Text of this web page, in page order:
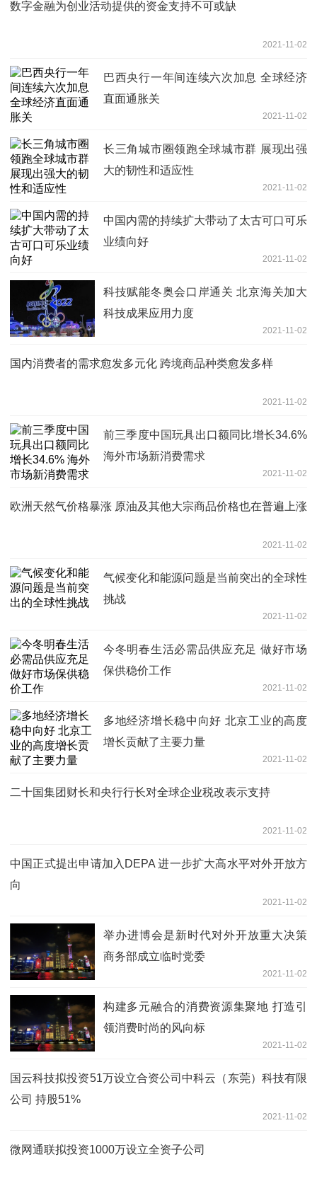
数字金融为创业活动提供的资金支持不可或缺
2021-11-02
巴西央行一年间连续六次加息 全球经济
直面通胀关
2021-11-02
长三角城市圈领跑全球城市群 展现出强
大的韧性和适应性
2021-11-02
中国内需的持续扩大带动了太古可口可乐
业绩向好
2021-11-02
科技赋能冬奥会口岸通关 北京海关加大
科技成果应用力度
2021-11-02
国内消费者的需求愈发多元化 跨境商品种类愈发多样
2021-11-02
前三季度中国玩具出口额同比增长34.6%
海外市场新消费需求
2021-11-02
欧洲天然气价格暴涨 原油及其他大宗商品价格也在普遍上涨
2021-11-02
气候变化和能源问题是当前突出的全球性
挑战
2021-11-02
今冬明春生活必需品供应充足 做好市场
保供稳价工作
2021-11-02
多地经济增长稳中向好 北京工业的高度
增长贡献了主要力量
2021-11-02
二十国集团财长和央行行长对全球企业税改表示支持
2021-11-02
中国正式提出申请加入DEPA 进一步扩大高水平对外开放方
向
2021-11-02
举办进博会是新时代对外开放重大决策
商务部成立临时党委
2021-11-02
构建多元融合的消费资源集聚地 打造引
领消费时尚的风向标
2021-11-02
国云科技拟投资51万设立合资公司中科云（东莞）科技有限
公司 持股51%
2021-11-02
微网通联拟投资1000万设立全资子公司